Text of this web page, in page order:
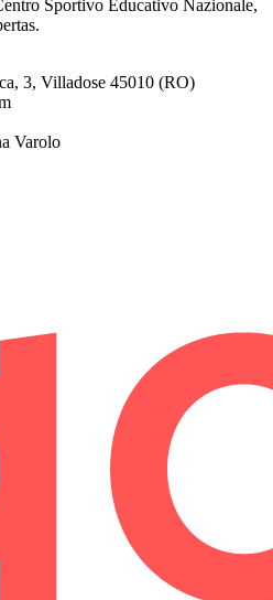
Sportivo Educativo Nazionale,
3, Villadose 45010 (RO)
Varolo